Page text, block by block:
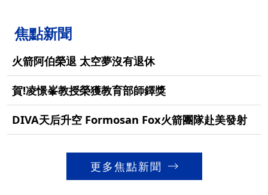
焦點新聞
火箭阿伯榮退 太空夢沒有退休
賀!凌憬峯教授榮獲教育部師鐸獎
DIVA天后升空 Formosan Fox火箭團隊赴美發射
更多焦點新聞